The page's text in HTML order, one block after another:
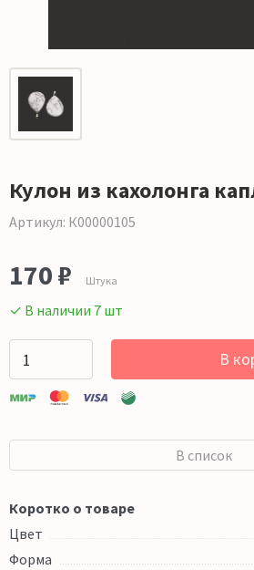
Кулон из кахолонга
Артикул: К00000105
170 ₽ Штука
✓ В наличии 7 шт
В
В список
Коротко о товаре
Цвет
Форма